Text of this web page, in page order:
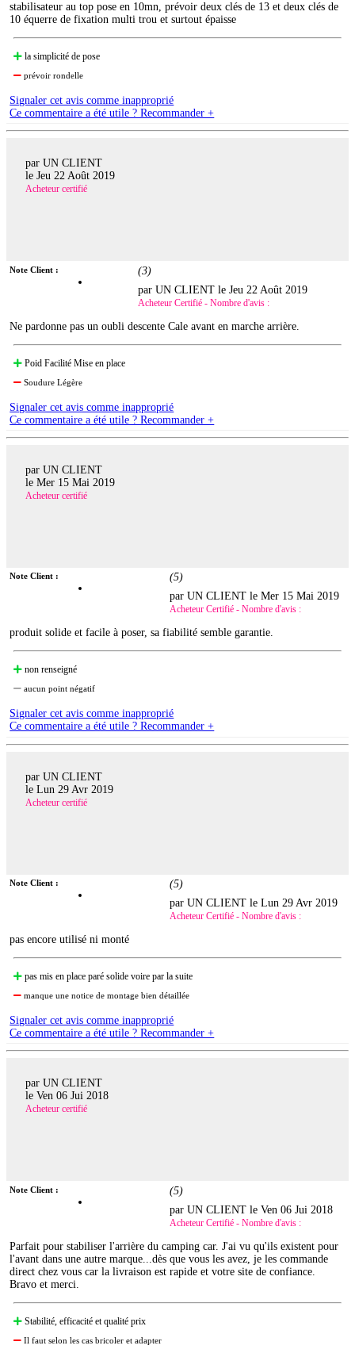
stabilisateur au top pose en 10mn, prévoir deux clés de 13 et deux clés de
10 équerre de fixation multi trou et surtout épaisse
la simplicité de pose
prévoir rondelle
Signaler cet avis comme inapproprié
Ce commentaire a été utile ? Recommander +
par UN CLIENT
le Jeu 22 Août 2019
Acheteur certifié
Note Client : (3)
par UN CLIENT leJeu 22 Août 2019
Acheteur Certifié - Nombre d'avis :
Ne pardonne pas un oubli descente Cale avant en marche arrière.
Poid Facilité Mise en place
Soudure Légère
Signaler cet avis comme inapproprié
Ce commentaire a été utile ? Recommander +
par UN CLIENT
le Mer 15 Mai 2019
Acheteur certifié
Note Client : (5)
par UN CLIENT leMer 15 Mai 2019
Acheteur Certifié - Nombre d'avis :
produit solide et facile à poser, sa fiabilité semble garantie.
non renseigné
aucun point négatif
Signaler cet avis comme inapproprié
Ce commentaire a été utile ? Recommander +
par UN CLIENT
le Lun 29 Avr 2019
Acheteur certifié
Note Client : (5)
par UN CLIENT leLun 29 Avr 2019
Acheteur Certifié - Nombre d'avis :
pas encore utilisé ni monté
pas mis en place paré solide voire par la suite
manque une notice de montage bien détaillée
Signaler cet avis comme inapproprié
Ce commentaire a été utile ? Recommander +
par UN CLIENT
le Ven 06 Jui 2018
Acheteur certifié
Note Client : (5)
par UN CLIENT leVen 06 Jui 2018
Acheteur Certifié - Nombre d'avis :
Parfait pour stabiliser l'arrière du camping car. J'ai vu qu'ils existent pour
l'avant dans une autre marque...dès que vous les avez, je les commande
direct chez vous car la livraison est rapide et votre site de confiance.
Bravo et merci.
Stabilité, efficacité et qualité prix
Il faut selon les cas bricoler et adapter